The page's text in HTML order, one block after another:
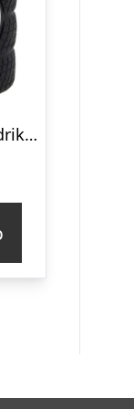
Rigtige kvinder drikker øl – Dåsekøler